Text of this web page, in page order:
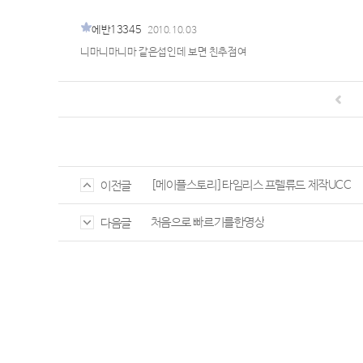
에반13345 2010.10.03
니마니마니마 같은섭인데 보면 친추점여
이전글 [메이플스토리]타임리스 프렐류드 제작UCC
다음글 처음으로 빠르기를한영상